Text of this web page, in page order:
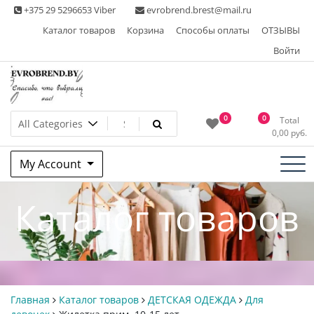
Skip +375 29 5296653 Viber
evrobrend.brest@mail.ru
Каталог товаров
Корзина Способы оплаты
ОТЗЫВЫ
Войти
Интернет-магазин одежды
second hand
0 0
Total
0,00 руб.
My Account
Каталог товаров
Главная Каталог товаров ДЕТСКАЯ ОДЕЖДА
Для